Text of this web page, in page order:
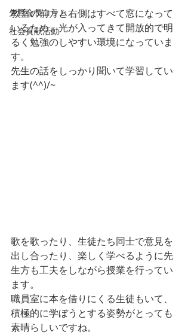
矢野会長コラム
社会貢献活動
教室の前方と右側はすべて窓になって
いるため、光が入ってきて開放的で明
るく勉強のしやすい環境になっていま
す。
先生の話をしっかり聞いて学習してい
ます(^^)/~
歌を歌ったり、生徒たち同士で意見を
出し合ったり、楽しく学べるように先
生方も工夫をしながら授業を行ってい
ます。
職員室に本を借りにくる生徒もいて、
積極的に学ぼうとする姿勢がとっても
素晴らしいですね。